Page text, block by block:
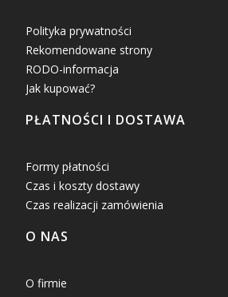
Polityka prywatności
Rekomendowane strony
RODO-informacja
Jak kupować?
PŁATNOŚCI I DOSTAWA
Formy płatności
Czas i koszty dostawy
Czas realizacji zamówienia
O NAS
O firmie